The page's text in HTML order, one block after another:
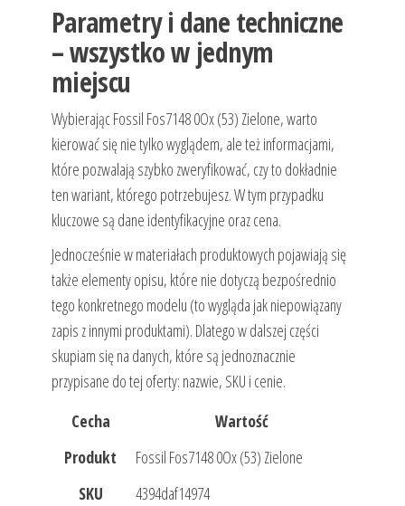
Parametry i dane techniczne
– wszystko w jednym
miejscu
Wybierając Fossil Fos7148 0Ox (53) Zielone, warto
kierować się nie tylko wyglądem, ale też informacjami,
które pozwalają szybko zweryfikować, czy to dokładnie
ten wariant, którego potrzebujesz. W tym przypadku
kluczowe są dane identyfikacyjne oraz cena.
Jednocześnie w materiałach produktowych pojawiają się
także elementy opisu, które nie dotyczą bezpośrednio
tego konkretnego modelu (to wygląda jak niepowiązany
zapis z innymi produktami). Dlatego w dalszej części
skupiam się na danych, które są jednoznacznie
przypisane do tej oferty: nazwie, SKU i cenie.
Cecha
Wartość
Produkt
Fossil Fos7148 0Ox (53) Zielone
SKU
4394daf14974